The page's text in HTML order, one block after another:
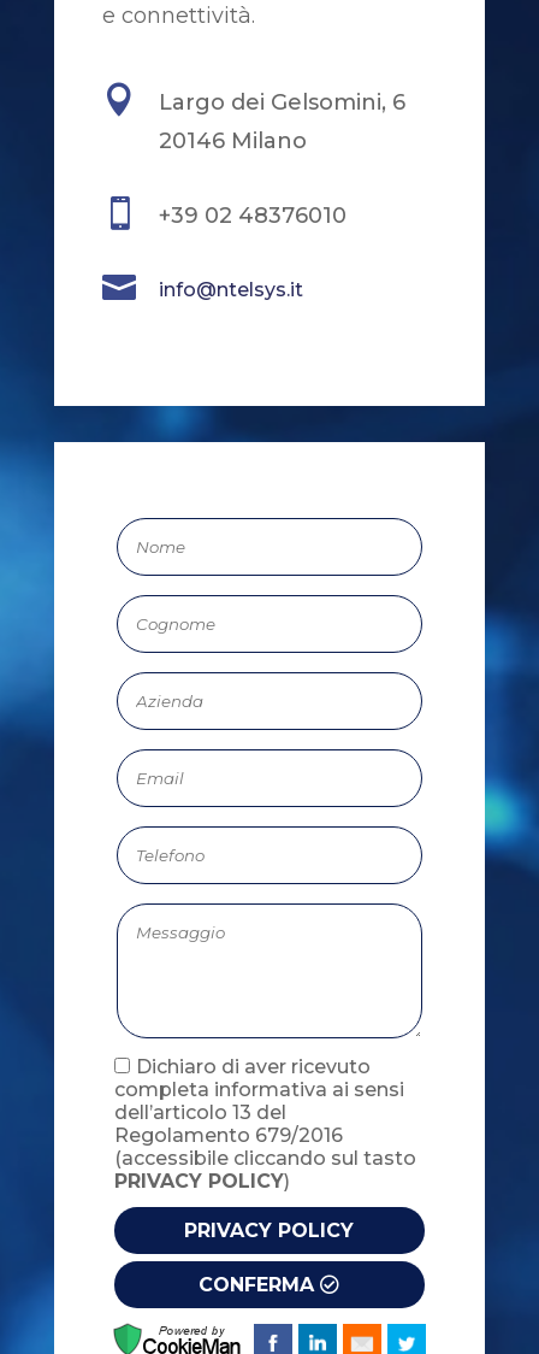
e connettività.

Largo dei Gelsomini, 6
20146 Milano
 +39 02 48376010
 info@ntelsys.it
Dichiaro di aver ricevuto
completa informativa ai sensi
dell’articolo 13 del
Regolamento 679/2016
(accessibile cliccando sul tasto
PRIVACY POLICY)
PRIVACY POLICY
CONFERMA